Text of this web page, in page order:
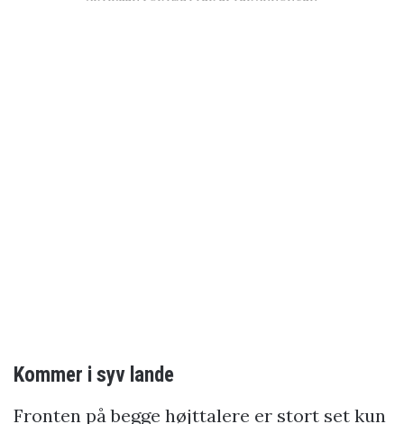
Kommer i syv lande
Fronten på begge højttalere er stort set kun